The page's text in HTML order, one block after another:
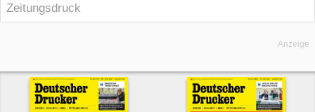
Zeitungsdruck
Anzeige